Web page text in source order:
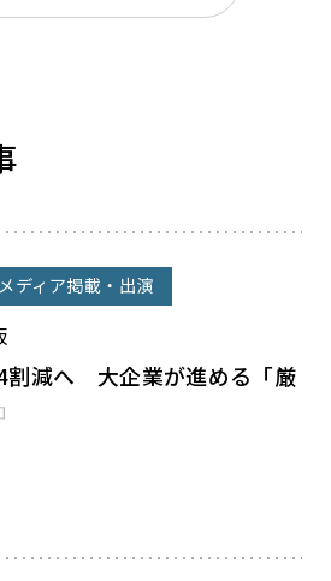
メディア掲載・出演
割減へ 大企業が進める「厳